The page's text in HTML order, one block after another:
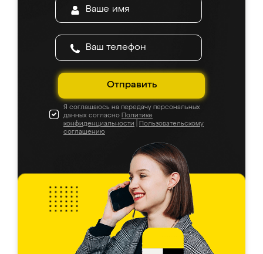
Отправить
Я соглашаюсь на передачу персональных
данных согласно Политике
конфиденциальности
Пользовательскому
соглашению